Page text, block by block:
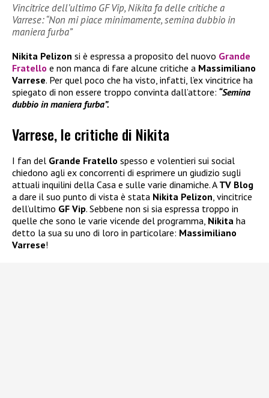
Vincitrice dell’ultimo GF Vip, Nikita fa delle critiche a
Varrese: “Non mi piace minimamente, semina dubbio in
maniera furba”
Nikita Pelizon si è espressa a proposito del nuovo Grande
Fratello e non manca di fare alcune critiche a Massimiliano
Varrese. Per quel poco che ha visto, infatti, l’ex vincitrice ha
spiegato di non essere troppo convinta dall’attore: “Semina
dubbio in maniera furba”.
Varrese, le critiche di Nikita
I fan del Grande Fratello spesso e volentieri sui social
chiedono agli ex concorrenti di esprimere un giudizio sugli
attuali inquilini della Casa e sulle varie dinamiche. A TV Blog
a dare il suo punto di vista è stata Nikita Pelizon , vincitrice
dell’ultimo GF Vip. Sebbene non si sia espressa troppo in
quelle che sono le varie vicende del programma, Nikita ha
detto la sua su uno di loro in particolare: Massimiliano
Varrese!